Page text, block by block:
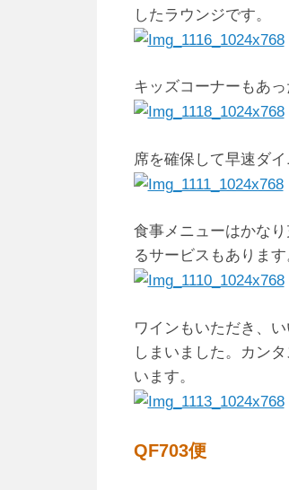
したラウンジです。
キッズコーナーもあ
席を確保して早速ダイ
食事メニューはかな
るサービスもあります
ワインもいただき、
しまいました。カン
います。
QF703便